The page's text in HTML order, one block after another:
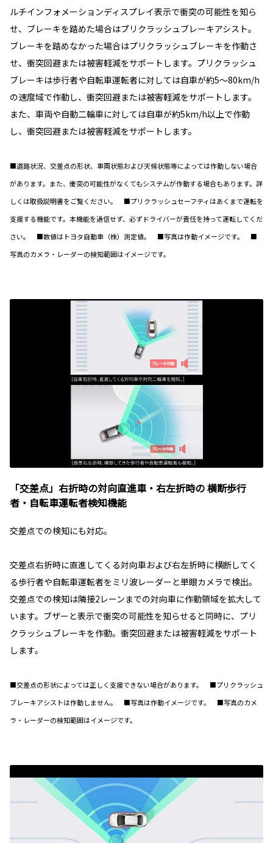
ルチインフォメーションディスプレイ表示で衝突の可能性を知ら
せ、ブレーキを踏めた場合はプリクラッシュブレーキアシスト。
ブレーキを踏めなかった場合はプリクラッシュブレーキを作動さ
せ、衝突回避または被害軽減をサポートします。プリクラッシュ
ブレーキは歩行者や自転車運転者に対しては自車が約5〜80km/h
の速度域で作動し、衝突回避または被害軽減をサポートします。
また、車両や自動二輪車に対しては自車が約5km/h以上で作動
し、衝突回避または被害軽減をサポートします。
■道路状況、交差点の形状、車両状態および天候状態等によっては作動しない場合
があります。また、衝突の可能性がなくてもシステムが作動する場合もあります。詳
しくは取扱説明書をご覧ください。 ■プリクラッシュセーフティはあくまで運転を
支援する機能です。本機能を過信せず、必ずドライバーが責任を持って運転してくだ
さい。 ■数値はトヨタ自動車（株）測定値。 ■写真は作動イメージです。 ■
写真のカメラ・レーダーの検知範囲はイメージです。
「交差点」右折時の対向直進車・右左折時の 横断歩行
者・自転車運転者検知機能
交差点での検知にも対応。
交差点右折時に直進してくる対向車および右左折時に横断してく
る歩行者や自転車運転者をミリ波レーダーと単眼カメラで検出。
交差点での検知は隣接2レーンまでの対向車に作動領域を拡大して
います。ブザーと表示で衝突の可能性を知らせると同時に、プリ
クラッシュブレーキを作動。衝突回避または被害軽減をサポート
します。
■交差点の形状によっては正しく支援できない場合があります。 ■プリクラッシュ
ブレーキアシストは作動しません。 ■写真は作動イメージです。 ■写真のカメ
ラ・レーダーの検知範囲はイメージです。